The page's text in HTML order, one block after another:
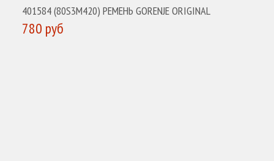
401584 (80S3M420) РЕМЕНЬ GORENJE ORIGINAL
780 руб